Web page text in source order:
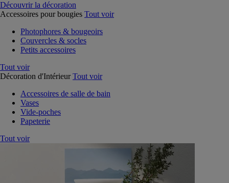
Découvrir la décoration
Accessoires pour bougies Tout voir
Photophores & bougeoirs
Couvercles & socles
Petits accessoires
Tout voir
Décoration d'Intérieur Tout voir
Accessoires de salle de bain
Vases
Vide-poches
Papeterie
Tout voir